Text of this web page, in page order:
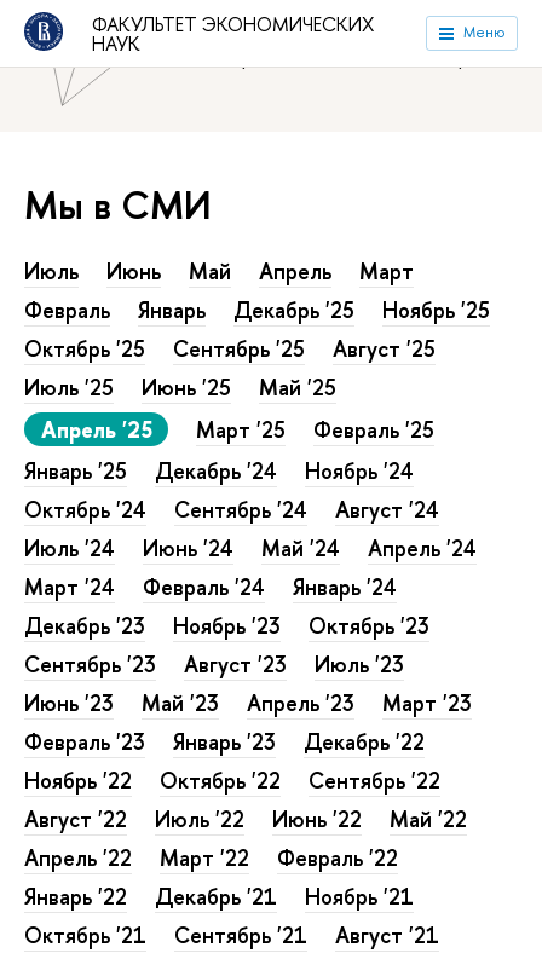
ФАКУЛЬТЕТ ЭКОНОМИЧЕСКИХ
НАУК Меню
Национальный исследовательский университет «Высшая
школа экономики»
Факультет экономических наук
Мы в СМИ
Июль Июнь Май Апрель
Март
Февраль
Январь Декабрь '25
Ноябрь '25
Октябрь '25
Сентябрь '25
Август '25
Июль '25
Июнь '25
Май '25
Апрель '25
Март '25
Февраль '25
Январь '25
Декабрь '24
Ноябрь '24
Октябрь '24
Сентябрь '24
Август '24
Июль '24
Июнь '24 Май '24
Апрель '24
Март '24
Февраль '24
Январь '24
Декабрь '23
Ноябрь '23
Октябрь '23
Сентябрь '23
Август '23
Июль '23
Июнь '23
Май '23 Апрель '23
Март '23
Февраль '23
Январь '23
Декабрь '22
Ноябрь '22
Октябрь '22
Сентябрь '22
Август '22
Июль '22 Июнь '22
Май '22
Апрель '22
Март '22
Февраль '22
Январь '22
Декабрь '21
Ноябрь '21
Октябрь '21
Сентябрь '21
Август '21